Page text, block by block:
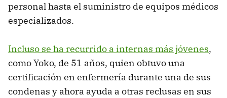
personal hasta el suministro de equipos médicos
especializados.
Incluso se ha recurrido a internas más jóvenes,
como Yoko, de 51 años, quien obtuvo una
certificación en enfermería durante una de sus
condenas y ahora ayuda a otras reclusas en sus